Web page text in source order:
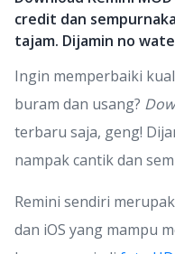
credit dan
tajam. Dijamin no
Ingin memperbaiki
buram dan usang?
terbaru saja, geng!
nampak cantik dan
Remini sendiri
dan iOS yang mampu